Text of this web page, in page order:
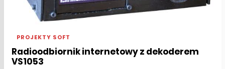
PROJEKTY SOFT
Radioodbiornik internetowy z dekoderem
VS1053